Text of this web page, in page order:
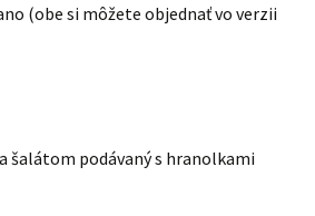
(obe si môžete objednať vo verzii
šalátom podávaný s hranolkami